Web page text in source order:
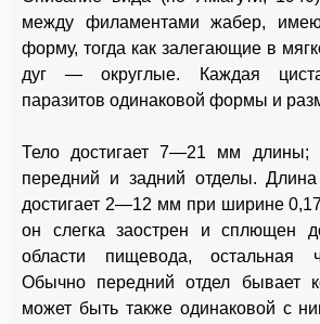
между филаментами жабер,
форму, тогда как залегающие в
дуг — округлые. Каждая
паразитов одинаковой формы и
Тело достигает 7—21 мм длины;
передний и задний отделы. Длина
достигает 2—12 мм при ширине
он слегка заострен и сплющен
области пищевода, остальная
Обычно передний отдел бывает
может быть также одинаковой с